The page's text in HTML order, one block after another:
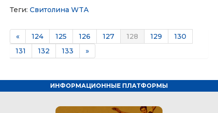
Теги: Свитолина WTA
« 124 125 126 127 128 129
130
131
132 133 »
ИНФОРМАЦИОННЫЕ ПЛАТФОРМЫ